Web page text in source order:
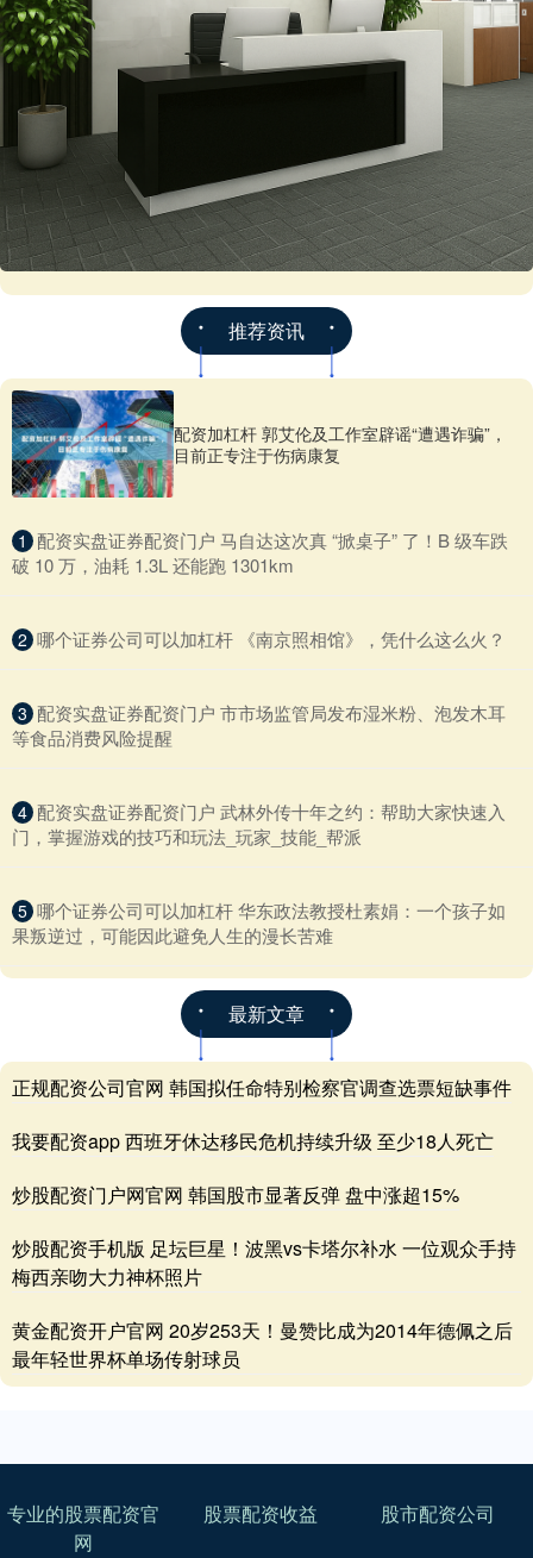
推荐资讯
配资加杠杆 郭艾伦及工作室辟谣“遭遇诈骗”，
目前正专注于伤病康复
1 ​配资实盘证券配资门户 马自达这次真 “掀桌子” 了！B 级车跌
破 10 万，油耗 1.3L 还能跑 1301km​
2 ​哪个证券公司可以加杠杆 《南京照相馆》，凭什么这么火？
3 ​配资实盘证券配资门户 市市场监管局发布湿米粉、泡发木耳
等食品消费风险提醒
4 ​配资实盘证券配资门户 武林外传十年之约：帮助大家快速入
门，掌握游戏的技巧和玩法_玩家_技能_帮派
5 ​哪个证券公司可以加杠杆 华东政法教授杜素娟：一个孩子如
果叛逆过，可能因此避免人生的漫长苦难
最新文章
正规配资公司官网 韩国拟任命特别检察官调查选票短缺事件
我要配资app 西班牙休达移民危机持续升级 至少18人死亡
炒股配资门户网官网 韩国股市显著反弹 盘中涨超15%
炒股配资手机版 足坛巨星！波黑vs卡塔尔补水 一位观众手持
梅西亲吻大力神杯照片
黄金配资开户官网 20岁253天！曼赞比成为2014年德佩之后
最年轻世界杯单场传射球员
专业的股票配资官
网
股票配资收益 股市配资公司